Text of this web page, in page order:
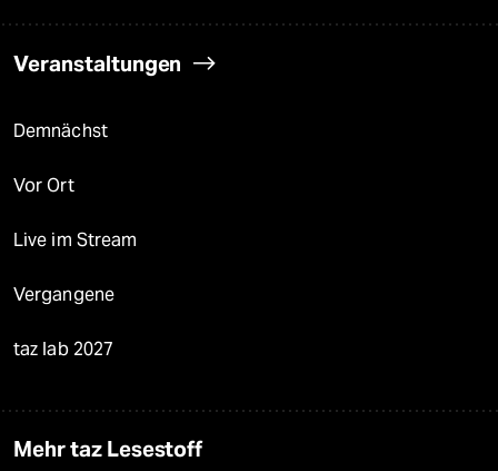
Veranstaltungen
Demnächst
Vor Ort
Live im Stream
Vergangene
taz lab 2027
Mehr taz Lesestoff